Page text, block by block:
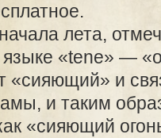
лета,
«tene» —
«сияющий» и
и таким
«сияющий